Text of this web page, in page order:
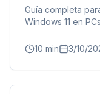
Guía completa
Windows 11 en
10 min 3/10/